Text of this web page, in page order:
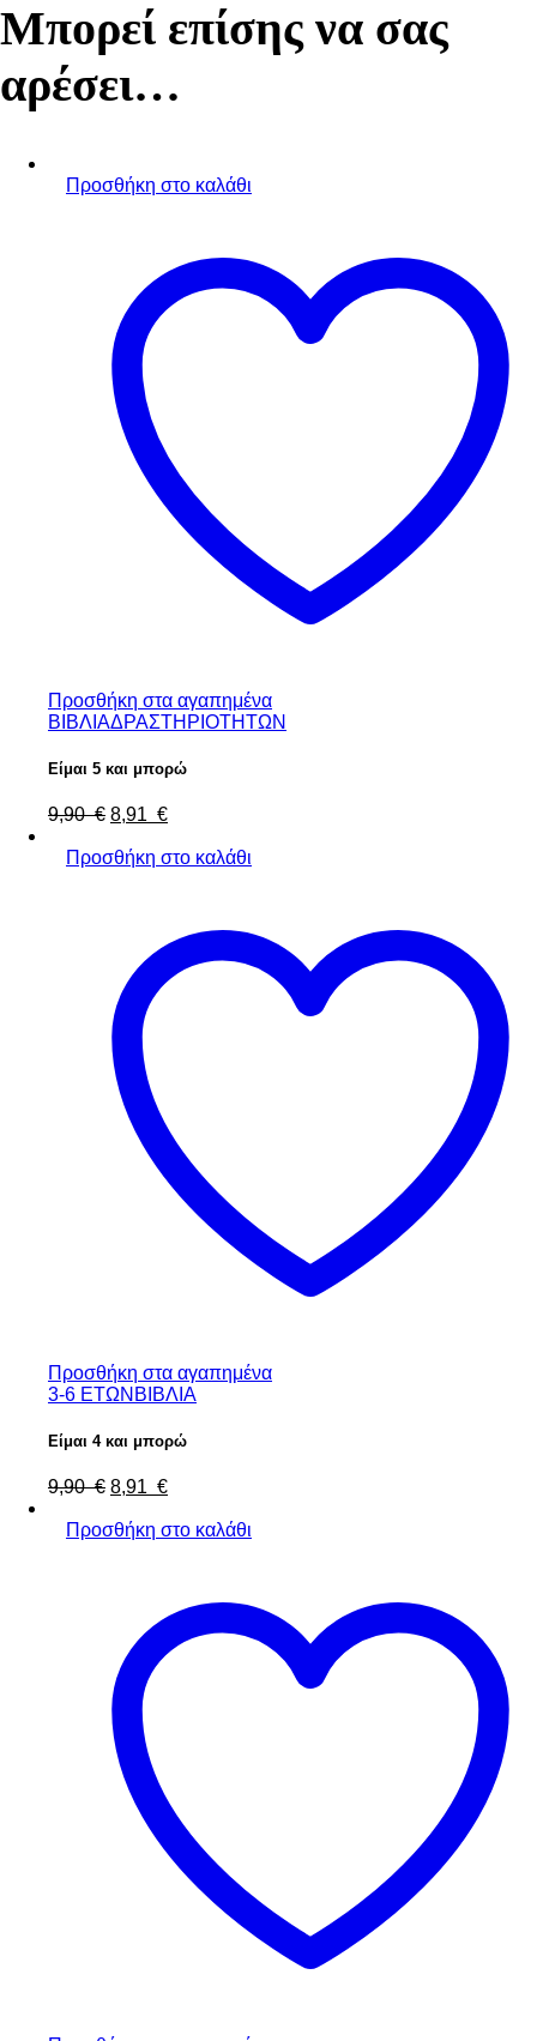
Μπορεί επίσης να σας
αρέσει…
Προσθήκη στο καλάθι
Προσθήκη στα αγαπημένα
ΒΙΒΛΙΑΔΡΑΣΤΗΡΙΟΤΗΤΩΝ
Είμαι 5 και μπορώ
9,90 € 8,91 €
Προσθήκη στο καλάθι
Προσθήκη στα αγαπημένα
3-6 ΕΤΩΝ ΒΙΒΛΙΑ
Είμαι 4 και μπορώ
9,90 € 8,91 €
Προσθήκη στο καλάθι